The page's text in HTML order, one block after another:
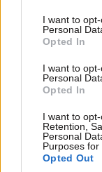
consent section.
I want to
Personal
Opted In
I want to
Personal
Opted In
I want to
Retention,
Personal
Purposes for
Opted Out
ΠΑΟΚ: Νίκη